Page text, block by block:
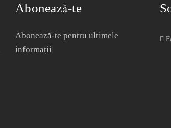
Abonează-te
Abonează-te pentru ultimele
informații